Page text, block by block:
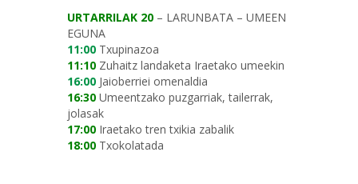
URTARRILAK 20 – LARUNBATA – UMEEN
EGUNA
11:00 Txupinazoa
11:10 Zuhaitz landaketa Iraetako umeekin
16:00 Jaioberriei omenaldia
16:30 Umeentzako puzgarriak, tailerrak,
jolasak
17:00 Iraetako tren txikia zabalik
18:00 Txokolatada